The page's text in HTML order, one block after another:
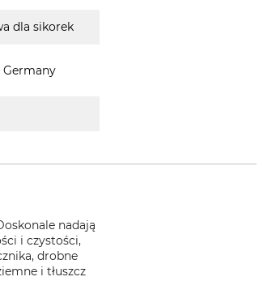
dla sikorek
Germany
nadają
i czystości,
drobne
i tłuszcz